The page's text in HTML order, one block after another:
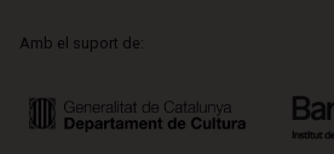
Amb el suport de: